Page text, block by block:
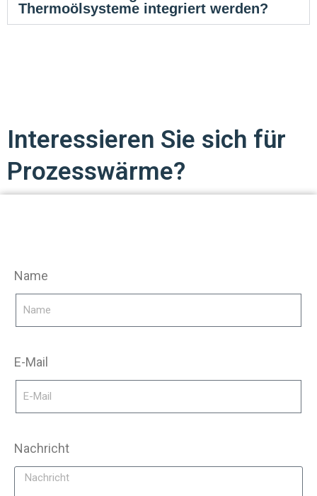
Thermoölsysteme integriert werden?
Interessieren Sie sich für
Prozesswärme?
Name
E-Mail
Nachricht